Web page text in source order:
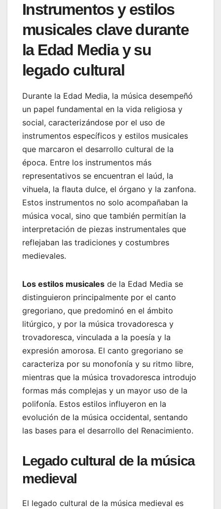
Instrumentos y estilos
musicales clave durante
la Edad Media y su
legado cultural
Durante la Edad Media, la música desempeñó
un papel fundamental en la vida religiosa y
social, caracterizándose por el uso de
instrumentos específicos y estilos musicales
que marcaron el desarrollo cultural de la
época. Entre los instrumentos más
representativos se encuentran el laúd, la
vihuela, la flauta dulce, el órgano y la zanfona.
Estos instrumentos no solo acompañaban la
música vocal, sino que también permitían la
interpretación de piezas instrumentales que
reflejaban las tradiciones y costumbres
medievales.
Los estilos musicales de la Edad Media se
distinguieron principalmente por el canto
gregoriano, que predominó en el ámbito
litúrgico, y por la música trovadoresca y
trovadoresca, vinculada a la poesía y la
expresión amorosa. El canto gregoriano se
caracteriza por su monofonía y su ritmo libre,
mientras que la música trovadoresca introdujo
formas más complejas y un mayor uso de la
polifonía. Estos estilos influyeron en la
evolución de la música occidental, sentando
las bases para el desarrollo del Renacimiento.
Legado cultural de la música
medieval
El legado cultural de la música medieval es